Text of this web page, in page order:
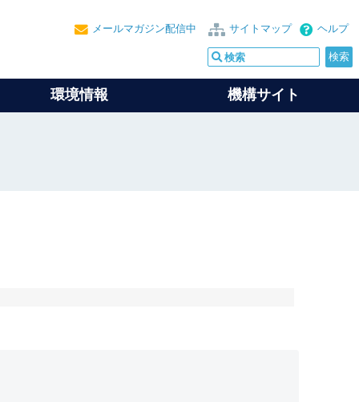
ヘルプ
サイトマップ
メールマガジン配信中
環境情報 機構サイト